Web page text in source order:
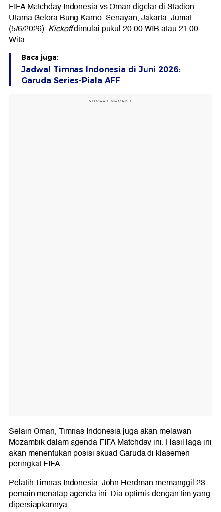
FIFA Matchday Indonesia vs Oman digelar di Stadion
Utama Gelora Bung Karno, Senayan, Jakarta, Jumat
(5/6/2026). Kickoffdimulai pukul 20.00 WIB atau 21.00
Wita.
Baca juga:
Jadwal Timnas Indonesia di Juni 2026:
Garuda Series-Piala AFF
ADVERTISEMENT
Selain Oman, Timnas Indonesia juga akan melawan
Mozambik dalam agenda FIFA Matchday ini. Hasil laga ini
akan menentukan posisi skuad Garuda di klasemen
peringkat FIFA.
Pelatih Timnas Indonesia, John Herdman memanggil 23
pemain menatap agenda ini. Dia optimis dengan tim yang
dipersiapkannya.